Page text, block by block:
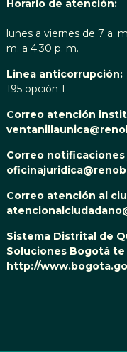
Horario de atención:
lunes a viernes de 7 a.
m. a 4:30 p. m.
Linea anticorrupción:
195 opción 1
Correo atención
Correo notificaciones
Correo atención al
Sistema Distrital de
Soluciones Bogotá te
http://